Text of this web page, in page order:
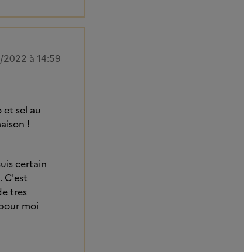
à 14:59
sel au
!
certain
C'est
tres
moi